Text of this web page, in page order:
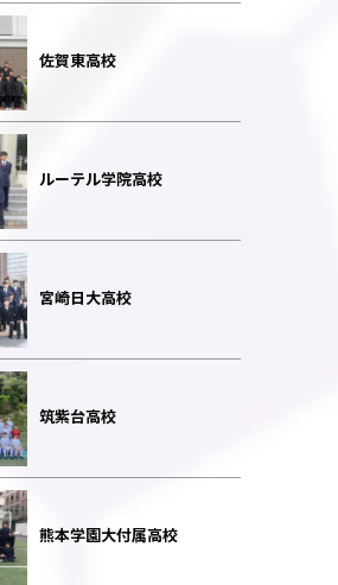
佐賀東高校
ルーテル学院高校
宮崎日大高校
筑紫台高校
熊本学園大付属高校